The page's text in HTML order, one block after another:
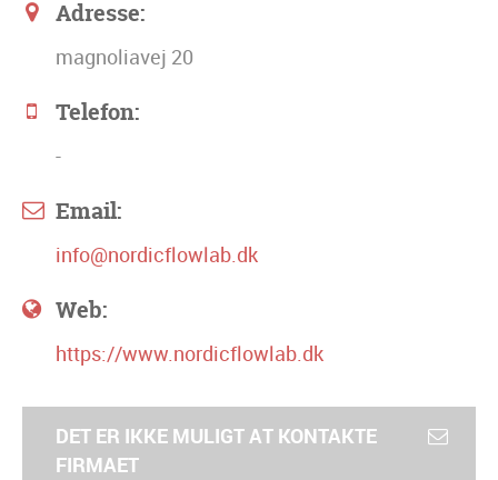
Adresse:
magnoliavej 20
Telefon:
-
Email:
info@nordicflowlab.dk
Web:
https://www.nordicflowlab.dk
DET ER IKKE MULIGT AT KONTAKTE
FIRMAET